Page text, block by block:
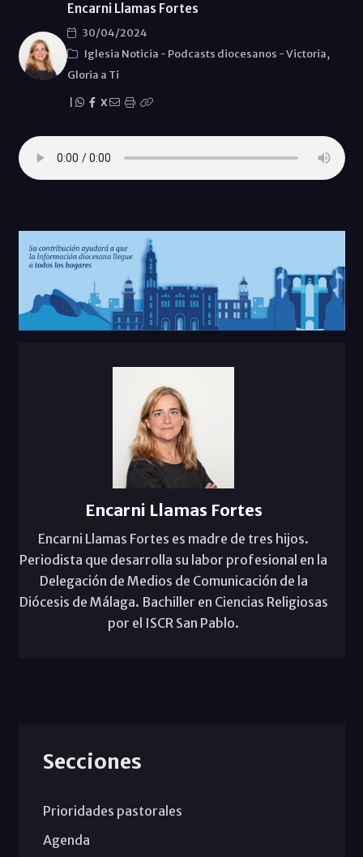
Encarni Llamas Fortes
30/04/2024
Iglesia Noticia - Podcasts diocesanos -Victoria,
Gloria a Ti
X
Encarni Llamas Fortes
Encarni Llamas Fortes es madre de tres hijos.
Periodista que desarrolla su labor profesional en la
Delegación de Medios de Comunicación de la
Diócesis de Málaga. Bachiller en Ciencias Religiosas
por el ISCR San Pablo.
Secciones
Prioridades pastorales
Agenda